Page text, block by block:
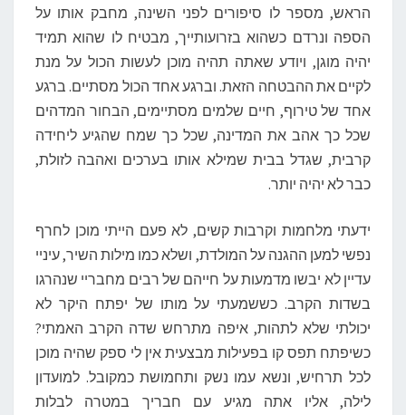
הראש, מספר לו סיפורים לפני השינה, מחבק אותו על
הספה ונרדם כשהוא בזרועותייך, מבטיח לו שהוא תמיד
יהיה מוגן, ויודע שאתה תהיה מוכן לעשות הכול על מנת
לקיים את ההבטחה הזאת. וברגע אחד הכול מסתיים. ברגע
אחד של טירוף, חיים שלמים מסתיימים, הבחור המדהים
שכל כך אהב את המדינה, שכל כך שמח שהגיע ליחידה
קרבית, שגדל בבית שמילא אותו בערכים ואהבה לזולת,
כבר לא יהיה יותר.
ידעתי מלחמות וקרבות קשים, לא פעם הייתי מוכן לחרף
נפשי למען ההגנה על המולדת, ושלא כמו מילות השיר, עיניי
עדיין לא יבשו מדמעות על חייהם של רבים מחבריי שנהרגו
בשדות הקרב. כששמעתי על מותו של יפתח היקר לא
יכולתי שלא לתהות, איפה מתרחש שדה הקרב האמתי?
כשיפתח תפס קו בפעילות מבצעית אין לי ספק שהיה מוכן
לכל תרחיש, ונשא עמו נשק ותחמושת כמקובל. למועדון
לילה, אליו אתה מגיע עם חבריך במטרה לבלות